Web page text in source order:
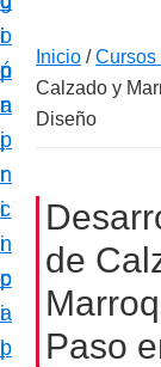
i
ó
n
p
r
i
n
c
i
p
o
p
r
i
n
c
i
p
a
l
i
n
a
a
c
i
Inicio / Cursos
Calzado y
Diseño
de
Paso